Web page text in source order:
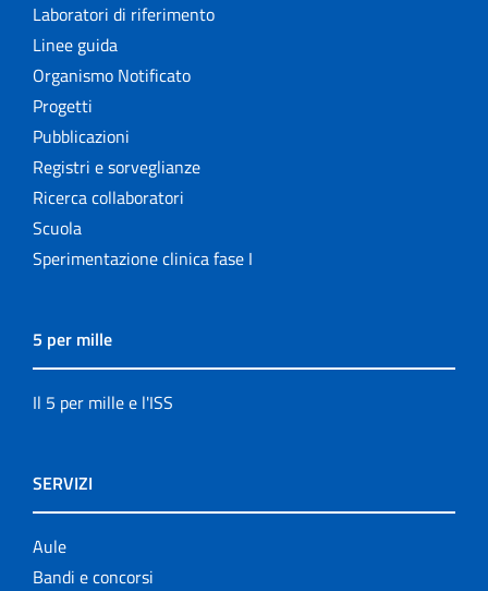
Laboratori di riferimento
Linee guida
Organismo Notificato
Progetti
Pubblicazioni
Registri e sorveglianze
Ricerca collaboratori
Scuola
Sperimentazione clinica fase I
5 per mille
Il 5 per mille e l'ISS
SERVIZI
Aule
Bandi e concorsi